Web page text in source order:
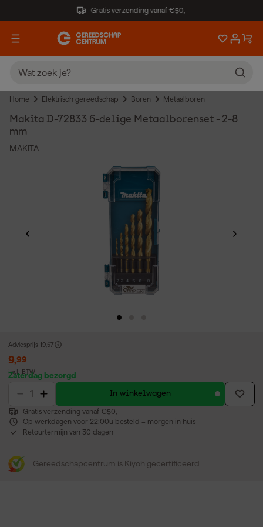
Gratis verzending vanaf €50,-
Home Elektrisch gereedschap Boren Metaalboren
Makita D-72833 6-delige Metaalborenset - 2-8
mm
MAKITA
Adviesprijs 19,57
9,99
incl. BTW
Zaterdag bezorgd
In winkelwagen
Gratis verzending vanaf €50,-
Op werkdagen voor 22:00u besteld = morgen in huis
Retourtermijn van 30 dagen
Gereedschapcentrum is Kiyoh gecertificeerd